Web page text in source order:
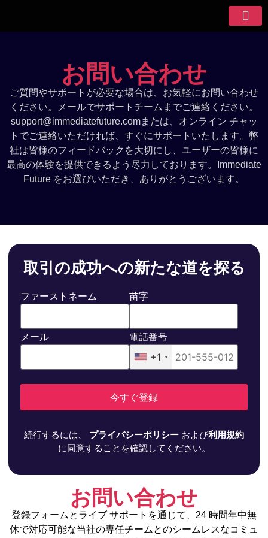
お問い合わせ
ご質問やサポートが必要な場合は、お気軽にお問い合わせ
ください。メールでサポートチームまでご連絡ください。
support@immediatefuture.comまたは、オンライン チャッ
トでご連絡いただければ、すぐにサポートいたします。弊
社は皆様のフィードバックを大切にし、ユーザーの皆様に
最高の体験を提供できるよう尽力して​​おります。Immediate
Future をお選びいただき、ありがとうございます。
取引の成功への新たな道を探る
ファーストネーム 苗字
メール
電話番号
+1
今すぐ登録
続行するには、 プライバシーポリシー および利用規約
に同意することを確認してください。
お問い合わせ
登録フォームとライブ サポートを通じて、24 時間年中無
休で対応可能な当社の専任チームとのシームレスなコミュ